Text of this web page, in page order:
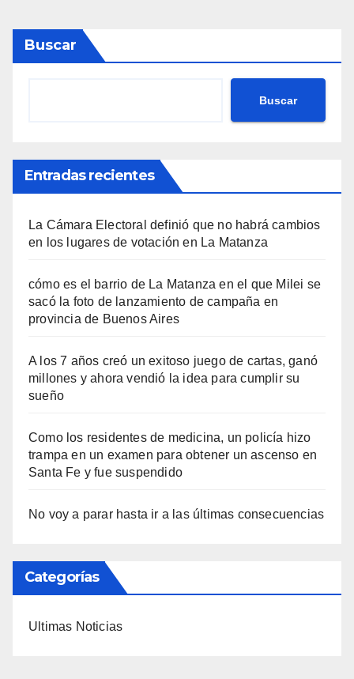
Buscar
Buscar
Entradas recientes
La Cámara Electoral definió que no habrá cambios
en los lugares de votación en La Matanza
cómo es el barrio de La Matanza en el que Milei se
sacó la foto de lanzamiento de campaña en
provincia de Buenos Aires
A los 7 años creó un exitoso juego de cartas, ganó
millones y ahora vendió la idea para cumplir su
sueño
Como los residentes de medicina, un policía hizo
trampa en un examen para obtener un ascenso en
Santa Fe y fue suspendido
No voy a parar hasta ir a las últimas consecuencias
Categorías
Ultimas Noticias